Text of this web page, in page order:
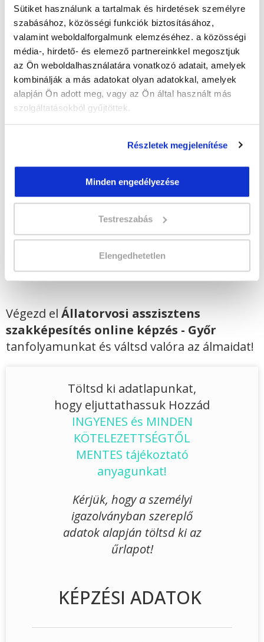
Sütiket használunk a tartalmak és hirdetések személyre
szabásához, közösségi funkciók biztosításához,
valamint weboldalforgalmunk elemzéséhez. a közösségi
média-, hirdető- és elemező partnereinkkel megosztjuk
az Ön weboldalhasználatára vonatkozó adatait, amelyek
kombinálják a más adatokat olyan adatokkal, amelyek
alapján Ön adott meg, vagy az Ön által használt más
szolgáltatásokból gyűjtöttek.
Részletek megjelenítése
Minden engedélyezése
Testreszabás
Elengedhetetlen
" L " csoport
49 nap az indulásig!
Indulás időpontja:
2026-09-25
Képzés ára:359 000 Ft
Vizsgadíj várható összege
A csoport a meghirdetett időpontban
biztosan indul!
Lehet még jelentkezni?
Jelentkezem!
Végezd el Állatorvosi asszisztens
szakképesítés online képzés - Győr
tanfolyamunkat és váltsd valóra az álmaidat!
Töltsd ki adatlapunkat,
hogy eljuttathassuk Hozzád
INGYENES és MINDEN
KÖTELEZETTSÉGTŐL
MENTES tájékoztató
anyagunkat!
Kérjük, hogy a személyi
igazolványban szereplő
adatok alapján töltsd ki az
űrlapot!
KÉPZÉSI ADATOK